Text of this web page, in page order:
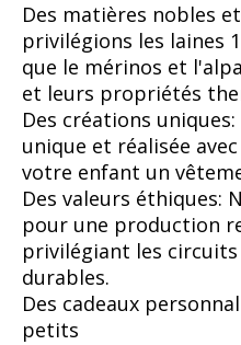
Des matières nobles
privilégions les laines
que le mérinos et
et leurs propriétés
Des créations
unique et réalisée
votre enfant un
Des valeurs éthiques:
pour une production
privilégiant les
durables.
Des cadeaux
petits